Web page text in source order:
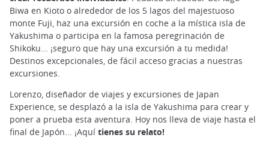
Biwa en Kioto o alrededor de los 5 lagos del majestuoso
monte Fuji, haz una excursión en coche a la mística isla de
Yakushima o participa en la famosa peregrinación de
Shikoku... ¡seguro que hay una excursión a tu medida!
Destinos excepcionales, de fácil acceso gracias a nuestras
excursiones.
Lorenzo, diseñador de viajes y excursiones de Japan
Experience, se desplazó a la isla de Yakushima para crear y
poner a prueba esta aventura. Hoy nos lleva de viaje hasta el
final de Japón... ¡Aquí tienes su relato!